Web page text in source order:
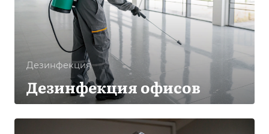
Дезинфекция
Дезинфекция офисов